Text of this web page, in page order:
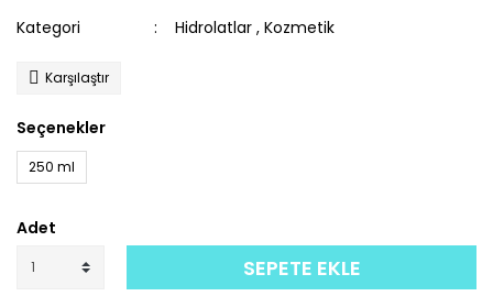
Kategori Hidrolatlar ,Kozmetik
Karşılaştır
Seçenekler
250 ml
Adet
SEPETE EKLE